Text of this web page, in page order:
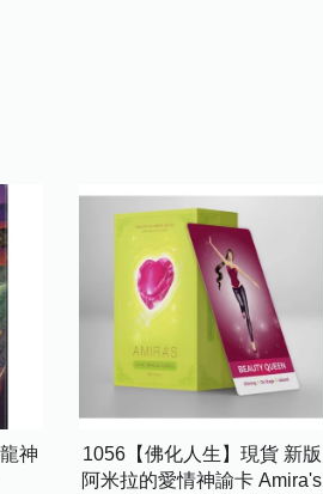
神
1056【佛化人生】現貨 新版
阿米拉的愛情神諭卡 Amira's